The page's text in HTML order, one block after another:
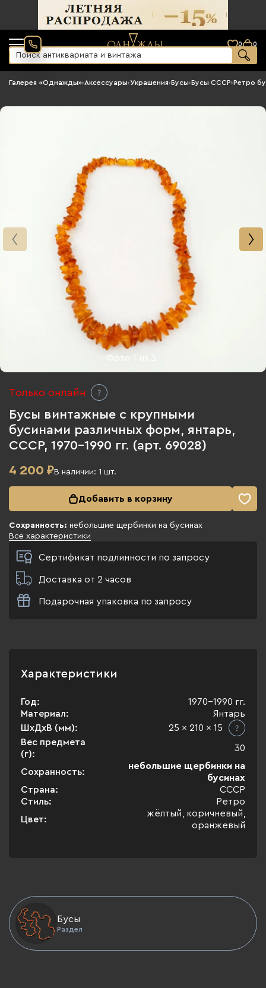
0 0
Галерея «Однажды»›Аксессуары›Украшения›Бусы›Бусы СССР›Ретро
Фото
Только онлайн
Бусы винтажные с крупными
бусинами различных форм, янтарь,
СССР, 1970-1990 гг. (арт. 69028)
4 200 ₽В наличии: 1 шт.
Добавить в корзину
Сохранность: небольшие щербинки на бусинах
Все характеристики
Сертификат подлинности по запросу
Доставка от 2 часов
Подарочная упаковка по запросу
Характеристики
Год:
1970-1990 гг.
Материал:
Янтарь
ШхДхВ (мм):
25 x 210 x 15
Вес предмета
(г):
30
Сохранность:
небольшие щербинки на
бусинах
Страна:
СССР
Стиль:
Ретро
Цвет:
жёлтый, коричневый,
оранжевый
Бусы
Раздел